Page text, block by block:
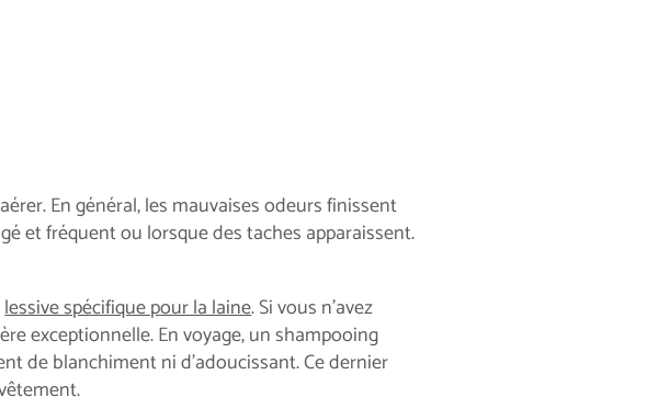
En général, les mauvaises odeurs finissent
et fréquent ou lorsque des taches apparaissent.
lessive spécifique pour la laine. Si vous n'avez
exceptionnelle. En voyage, un shampooing
de blanchiment ni d’adoucissant. Ce dernier